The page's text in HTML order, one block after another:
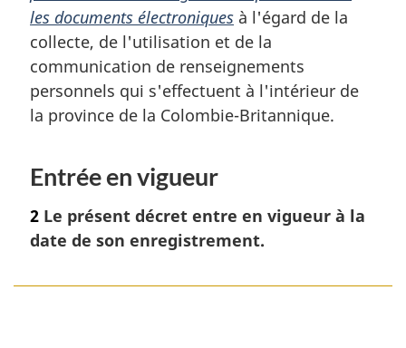
t
e
d
e
a
s
p
g
e
les documents électroniques à l'égard de la
collecte, de l'utilisation et de la
communication de renseignements
personnels qui s'effectuent à l'intérieur de
la province de la Colombie-Britannique.
Entrée en vigueur
2 Le présent décret entre en vigueur à la
date de son enregistrement.